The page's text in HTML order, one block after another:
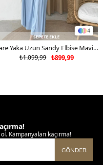
4
SEPETE EKLE
Kare Yaka Uzun Sandy Elbise Mavi 2102
₺899,99
₺1.099,99
Kampanyaları kaçırma!
GÖNDER